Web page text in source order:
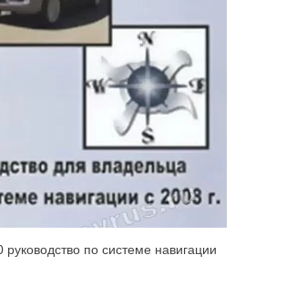
руководство по системе навигации